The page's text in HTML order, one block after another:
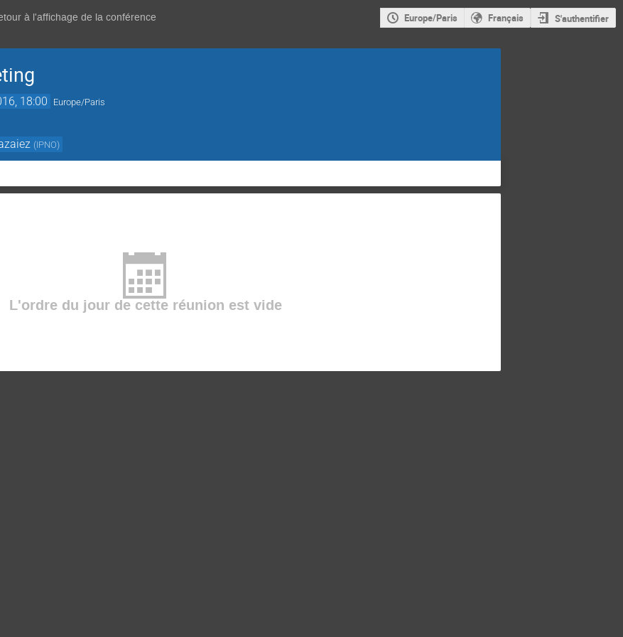
à l'affichage de la conférence Europe/Paris Français S'authentifier
18:00 Europe/Paris
(IPNO)
L'ordre du jour de cette réunion est vide